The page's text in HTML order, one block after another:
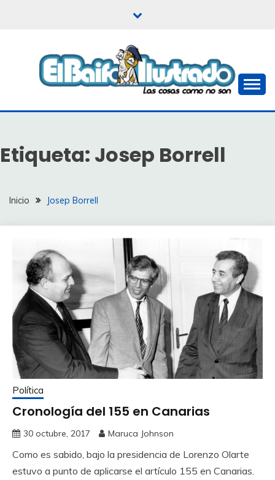
EL BAIFO ILUSTRADO
Etiqueta: Josep Borrell
Inicio Josep Borrell
Política
Cronología del 155 en Canarias
30 octubre, 2017 Maruca Johnson
Como es sabido, bajo la presidencia de Lorenzo Olarte
estuvo a punto de aplicarse el artículo 155 en Canarias.